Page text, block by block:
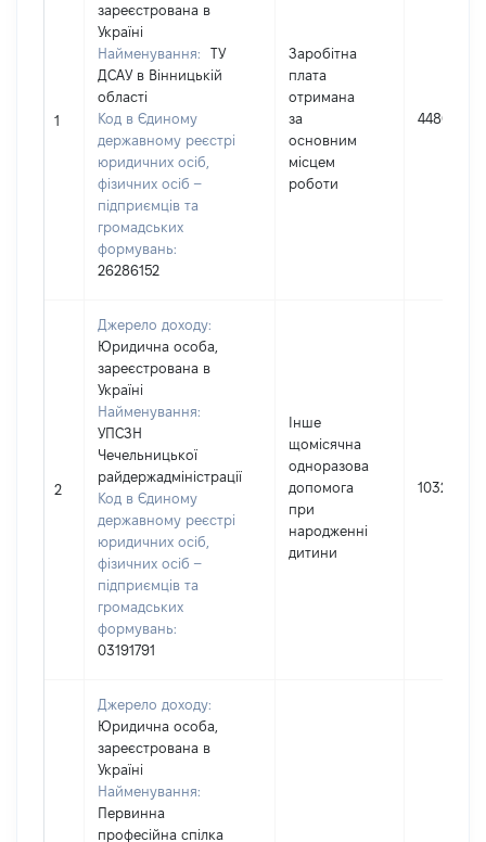
1
зареєстрована в
Україні
Найменування:
ТУ
ДСАУ в Вінницькій
області
Код в Єдиному
державному реєстрі
юридичних осіб,
фізичних осіб –
підприємців та
громадських
формувань:
26286152
Заробітна
плата
отримана
за
основним
місцем
роботи
448003
2
Джерело доходу:
Юридична особа,
зареєстрована в
Україні
Найменування:
УПСЗН
Чечельницької
райдержадміністрації
Код в Єдиному
державному реєстрі
юридичних осіб,
фізичних осіб –
підприємців та
громадських
формувань:
03191791
Інше
щомісячна
одноразова
допомога
при
народженні
дитини
10320
Джерело доходу:
Юридична особа,
зареєстрована в
Україні
Найменування:
Первинна
професійна спілка